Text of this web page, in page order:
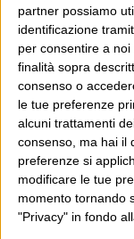
partner possiamo
identificazione
per consentire a
finalità sopra
consenso o
le tue preferenze
alcuni trattamenti
consenso, ma hai il
preferenze si
modificare le tue
momento tornando
"Privacy" in fondo